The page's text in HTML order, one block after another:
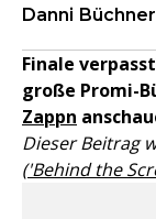
Danni Büchner
Finale
große Promi-
Zappn
Dieser Beitrag
('Behind the